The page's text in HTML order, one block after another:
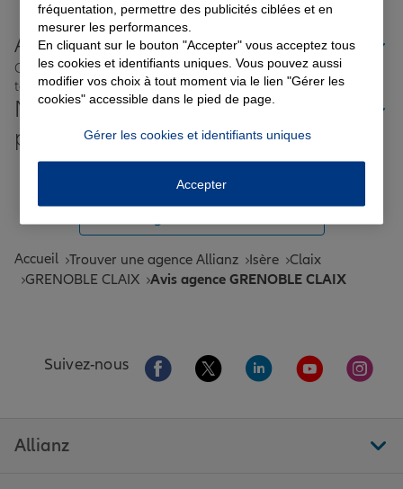
Retraite
Tous nos devis d'assurance
Allianz proche de chez vous
Où que vous soyez en France, nos agences Allianz sont
toujours près de chez vous.
Nos offres d'assurance dans les
plus grandes villes de France
Accueil Trouver une agence Allianz Isère Claix
GRENOBLE CLAIX Avis agence GRENOBLE CLAIX
Suivez-nous Aller sur la page Facebook de Allianz
Aller sur la page Twitter de
Aller sur la page
Aller sur la
Aller
Allianz
fréquentation, permettre des publicités ciblées et en
mesurer les performances.
En cliquant sur le bouton "Accepter" vous acceptez tous
les cookies et identifiants uniques. Vous pouvez aussi
modifier vos choix à tout moment via le lien "Gérer les
cookies" accessible dans le pied de page.
Gérer les cookies et identifiants uniques
Accepter